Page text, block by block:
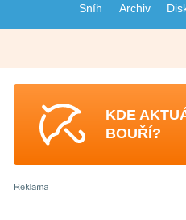
Sníh Archiv
KDE
BOUŘÍ?